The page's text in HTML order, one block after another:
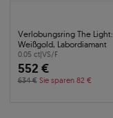
Verlobungsring The Light:
Weißgold, Labordiamant
0.05 ct|VS/F
552 €
634 € Sie sparen 82 €